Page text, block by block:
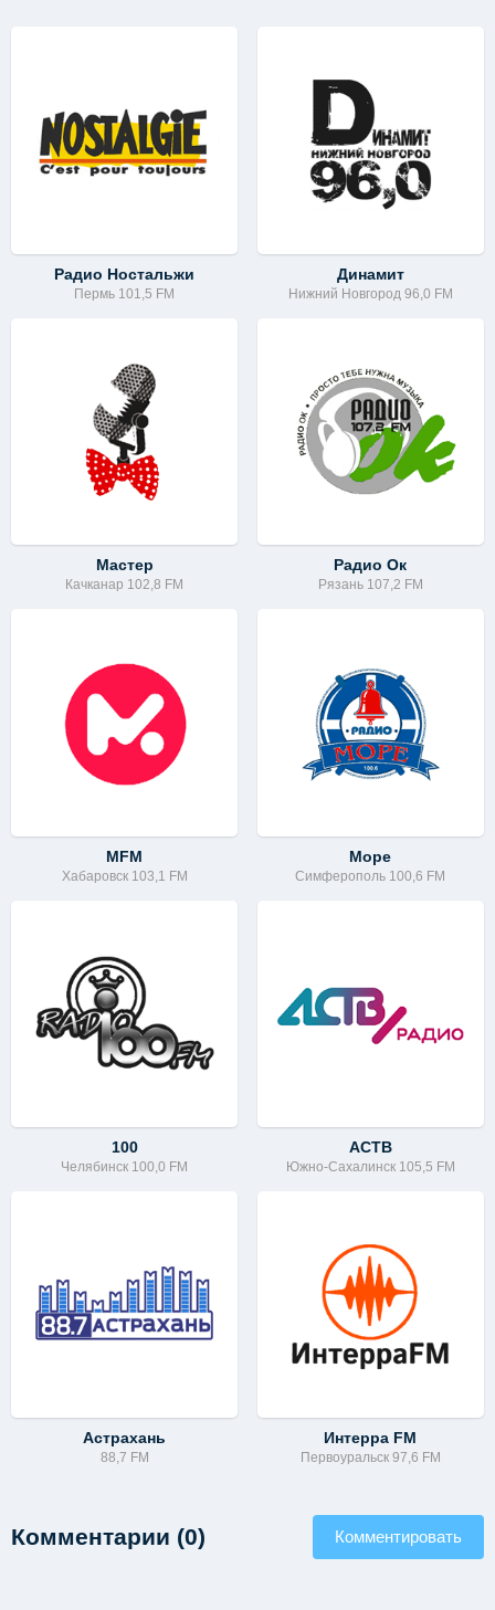
Радио Ностальжи
Пермь 101,5 FM
Динамит
Нижний Новгород 96,0 FM
Мастер
Качканар 102,8 FM
Радио Ок
Рязань 107,2 FM
MFM
Хабаровск 103,1 FM
Море
Симферополь 100,6 FM
100
Челябинск 100,0 FM
АСТВ
Южно-Сахалинск 105,5 FM
Астрахань
88,7 FM
Интерра FM
Первоуральск 97,6 FM
Комментарии (0) Комментировать